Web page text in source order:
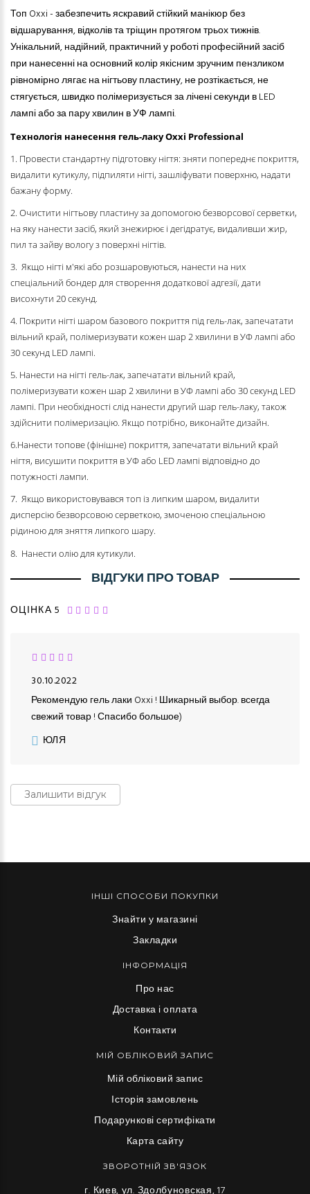
Топ Oxxi - забезпечить яскравий стійкий манікюр без
відшарування, відколів та тріщин протягом трьох тижнів.
Унікальний, надійний, практичний у роботі професійний засіб
при нанесенні на основний колір якісним зручним пензликом
рівномірно лягає на нігтьову пластину, не розтікається, не
стягується, швидко полімеризується за лічені секунди в LED
лампі або за пару хвилин в УФ лампі.
Технологія нанесення гель-лаку Oxxi Professional
1. Провести стандартну підготовку нігтя: зняти попереднє покриття,
видалити кутикулу, підпиляти нігті, зашліфувати поверхню, надати
бажану форму.
2. Очистити нігтьову пластину за допомогою безворсової серветки,
на яку нанести засіб, який знежирює і дегідратує, видаливши жир,
пил та зайву вологу з поверхні нігтів.
3. Якщо нігті м'які або розшаровуються, нанести на них
спеціальний бондер для створення додаткової адгезії, дати
висохнути 20 секунд.
4. Покрити нігті шаром базового покриття під гель-лак, запечатати
вільний край, полімеризувати кожен шар 2 хвилини в УФ лампі або
30 секунд LED лампі.
5. Нанести на нігті гель-лак, запечатати вільний край,
полімеризувати кожен шар 2 хвилини в УФ лампі або 30 секунд LED
лампі. При необхідності слід нанести другий шар гель-лаку, також
здійснити полімеризацію. Якщо потрібно, виконайте дизайн.
6.Нанести топове (фінішне) покриття, запечатати вільний край
нігтя, висушити покриття в УФ або LED лампі відповідно до
потужності лампи.
7. Якщо використовувався топ із липким шаром, видалити
дисперсію безворсовою серветкою, змоченою спеціальною
рідиною для зняття липкого шару.
8. Нанести олію для кутикули.
ВІДГУКИ ПРО ТОВАР
ОЦІНКА 5
30.10.2022
Рекомендую гель лаки Oxxi ! Шикарный выбор. всегда
свежий товар ! Спасибо большое)
ЮЛЯ
Залишити відгук
ІНШІ СПОСОБИ ПОКУПКИ
Знайти у магазині
Закладки
ІНФОРМАЦІЯ
Про нас
Доставка і оплата
Контакти
МІЙ ОБЛІКОВИЙ ЗАПИС
Мій обліковий запис
Історія замовлень
Подарункові сертифікати
Карта сайту
ЗВОРОТНІЙ ЗВ'ЯЗОК